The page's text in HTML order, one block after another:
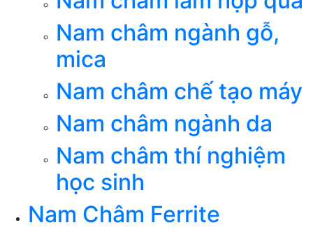
Nam châm ngành gỗ,
mica
Nam châm chế tạo máy
Nam châm ngành da
Nam châm thí nghiệm
học sinh
Nam Châm Ferrite